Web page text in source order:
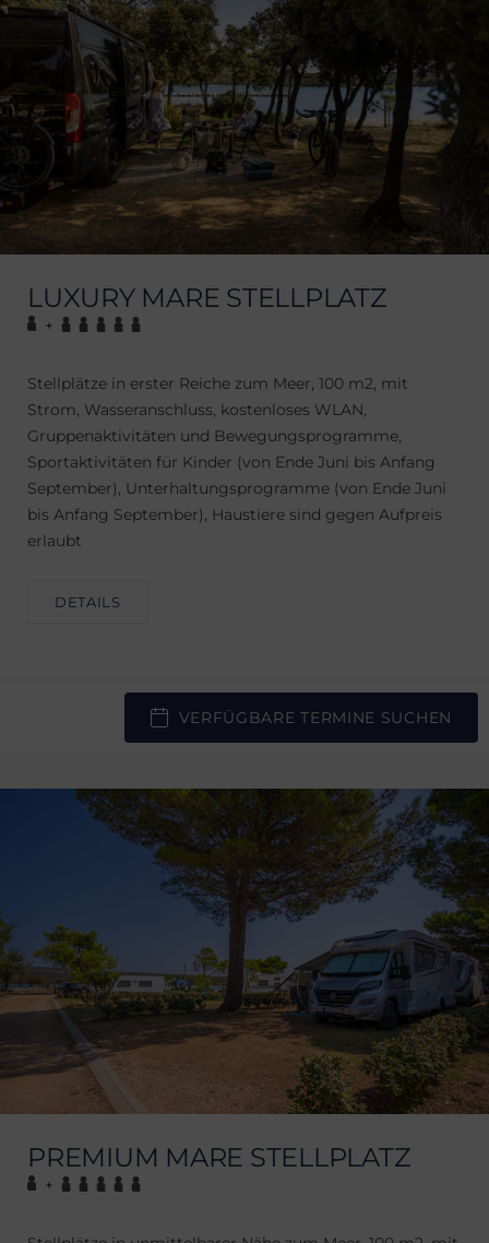
LUXURY MARE STELLPLATZ
+
Stellplätze in erster Reiche zum Meer, 100 m2, mit
Strom, Wasseranschluss, kostenloses WLAN,
Gruppenaktivitäten und Bewegungsprogramme,
Sportaktivitäten für Kinder (von Ende Juni bis Anfang
September), Unterhaltungsprogramme (von Ende Juni
bis Anfang September), Haustiere sind gegen Aufpreis
erlaubt
DETAILS
VERFÜGBARE TERMINE SUCHEN
PREMIUM MARE STELLPLATZ
+